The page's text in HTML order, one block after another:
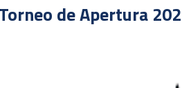
de Apertura